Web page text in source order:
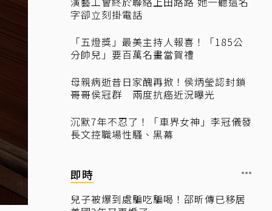
字卻立刻掛電話
「五燈獎」最美主持人報喜！「185公
分帥兒」要百萬名畫當賀禮
母親病逝昔日家醜再掀！侯炳瑩認封鎖
哥哥侯冠群 兩度抗癌近況曝光
沉默7年不忍了！「車界女神」李冠儀發
長文控職場性騷、黑幕
即時
兒子被爆到處騙吃騙喝！邵昕傳已移居